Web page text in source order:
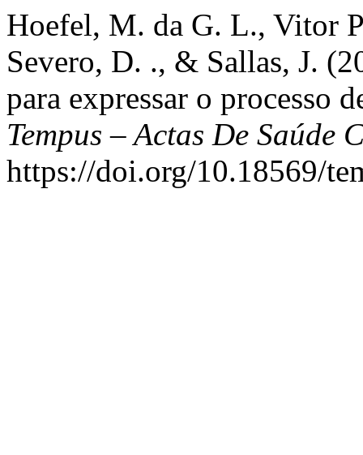
Hoefel, M. da G. L., Vitor
Severo, D. ., & Sallas, J.
para expressar o processo
Tempus – Actas De Saúde
https://doi.org/10.18569/